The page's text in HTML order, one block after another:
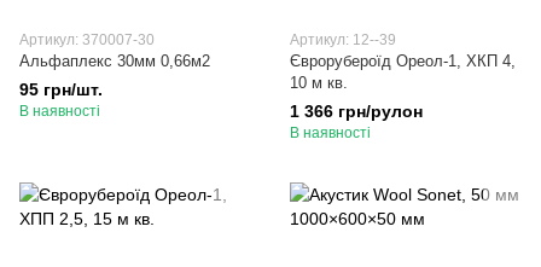
Артикул: 370007-30
Альфаплекс 30мм 0,66м2
95 грн/шт.
В наявності
Артикул: 12--39
Єврорубероїд Ореол-1, ХКП 4,
10 м кв.
1 366 грн/рулон
В наявності